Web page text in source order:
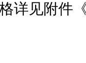
见附件《